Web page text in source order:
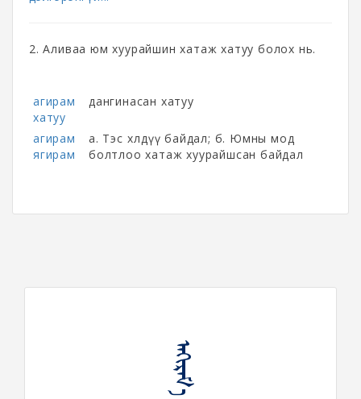
2. Аливаа юм хуурайшин хатаж хатуу болох нь.
агирам
хатуу
дангинасан хатуу
агирам
ягирам
а. Тэс хөлдүү байдал; б. Юмны мод
болтлоо хатаж хуурайшсан байдал
ᠠᠭᠢᠷᠠᠮ᠎ᠠ